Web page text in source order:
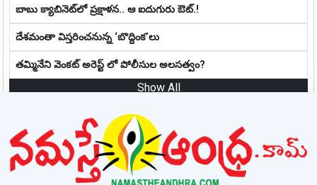
బాబు క్యాబినెట్‌లో ప్ర‌క్షాళ‌న‌.. ఆ ఐదుగురు ఔట్‌.!
దేశమంతా విస్తరించనున్న ‘బొద్దింక’లు
తమ్మినేని వెంకట్ అరెస్ట్ లో పోలీసుల అలసత్వం?
Show All